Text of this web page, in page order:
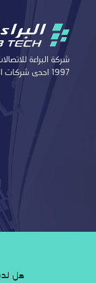
شركة البراءة
1997 احدى شركات البراءة القابضة
هل